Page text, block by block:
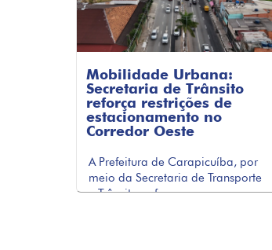
Mobilidade Urbana:
Secretaria de Trânsito
reforça restrições de
estacionamento no
Corredor Oeste
A Prefeitura de Carapicuíba, por
meio da Secretaria de Transporte
e Trânsito, reforça ...